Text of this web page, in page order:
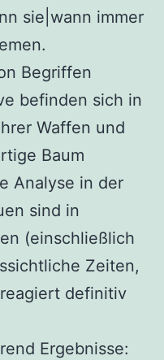
sie|wann immer
Begriffen
befinden sich in
Waffen und
Baum
Analyse in der
sind in
(einschließlich
Zeiten,
definitiv
Ergebnisse: